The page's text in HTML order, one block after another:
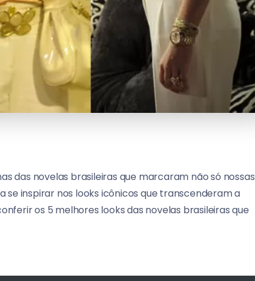
das novelas brasileiras que marcaram não só nossas
inspirar nos looks icônicos que transcenderam a
os 5 melhores looks das novelas brasileiras que